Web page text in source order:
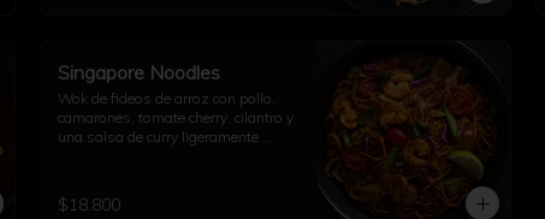
Singapore Noodles
Wok de fideos de arroz con pollo,
camarones, tomate cherry, cilantro y
una salsa de curry ligeramente
$18.800